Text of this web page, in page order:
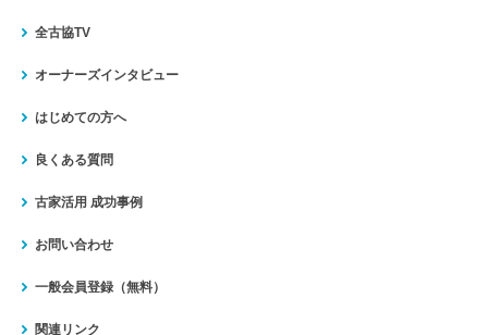
全古協TV
オーナーズインタビュー
はじめての方へ
良くある質問
古家活用 成功事例
お問い合わせ
一般会員登録（無料）
関連リンク